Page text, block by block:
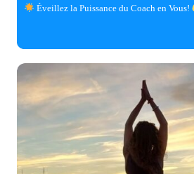
Éveillez la Puissance du Coach en Vous!